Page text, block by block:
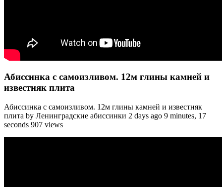
Абиссинка с самоизливом. 12м глины камней и
известняк плита
Абиссинка с самоизливом. 12м глины камней и известняк
плита by Ленинградские абиссинки 2 days ago 9 minutes, 17
seconds 907 views